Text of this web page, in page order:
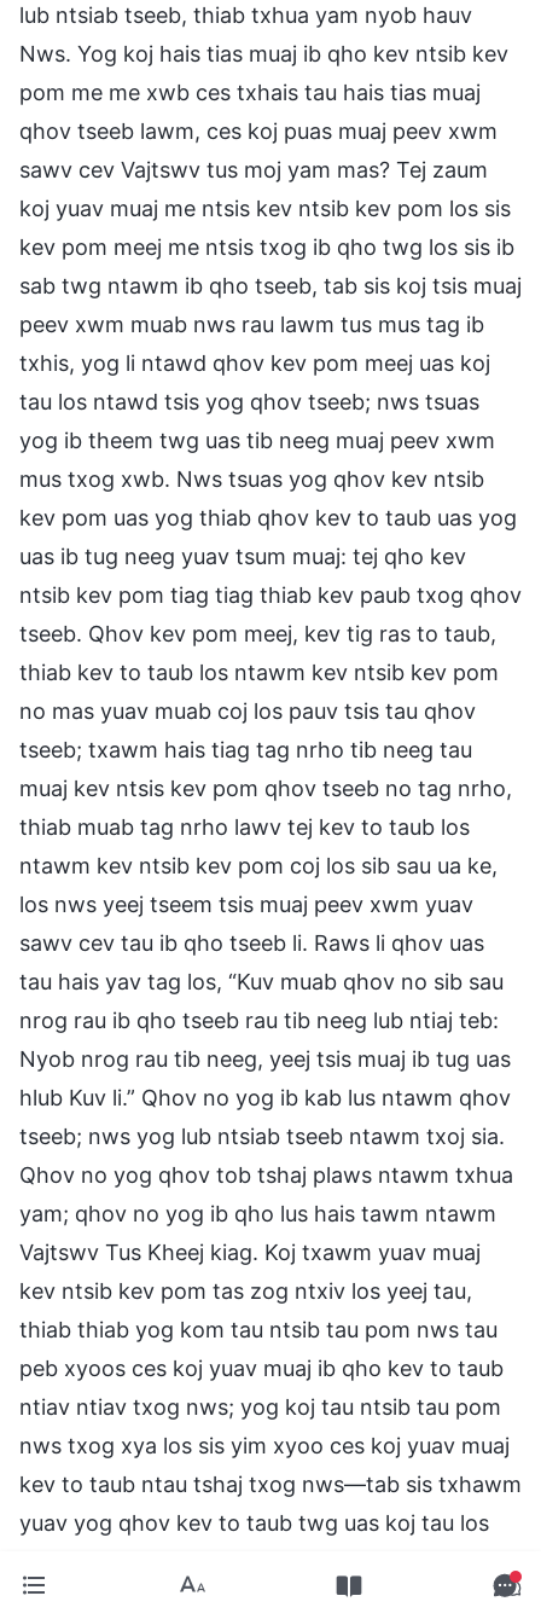
lub ntsiab tseeb, thiab txhua yam nyob hauv
Nws. Yog koj hais tias muaj ib qho kev ntsib kev
pom me me xwb ces txhais tau hais tias muaj
qhov tseeb lawm, ces koj puas muaj peev xwm
sawv cev Vajtswv tus moj yam mas? Tej zaum
koj yuav muaj me ntsis kev ntsib kev pom los sis
kev pom meej me ntsis txog ib qho twg los sis ib
sab twg ntawm ib qho tseeb, tab sis koj tsis muaj
peev xwm muab nws rau lawm tus mus tag ib
txhis, yog li ntawd qhov kev pom meej uas koj
tau los ntawd tsis yog qhov tseeb; nws tsuas
yog ib theem twg uas tib neeg muaj peev xwm
mus txog xwb. Nws tsuas yog qhov kev ntsib
kev pom uas yog thiab qhov kev to taub uas yog
uas ib tug neeg yuav tsum muaj: tej qho kev
ntsib kev pom tiag tiag thiab kev paub txog qhov
tseeb. Qhov kev pom meej, kev tig ras to taub,
thiab kev to taub los ntawm kev ntsib kev pom
no mas yuav muab coj los pauv tsis tau qhov
tseeb; txawm hais tiag tag nrho tib neeg tau
muaj kev ntsis kev pom qhov tseeb no tag nrho,
thiab muab tag nrho lawv tej kev to taub los
ntawm kev ntsib kev pom coj los sib sau ua ke,
los nws yeej tseem tsis muaj peev xwm yuav
sawv cev tau ib qho tseeb li. Raws li qhov uas
tau hais yav tag los, “Kuv muab qhov no sib sau
nrog rau ib qho tseeb rau tib neeg lub ntiaj teb:
Nyob nrog rau tib neeg, yeej tsis muaj ib tug uas
hlub Kuv li.” Qhov no yog ib kab lus ntawm qhov
tseeb; nws yog lub ntsiab tseeb ntawm txoj sia.
Qhov no yog qhov tob tshaj plaws ntawm txhua
yam; qhov no yog ib qho lus hais tawm ntawm
Vajtswv Tus Kheej kiag. Koj txawm yuav muaj
kev ntsib kev pom tas zog ntxiv los yeej tau,
thiab thiab yog kom tau ntsib tau pom nws tau
peb xyoos ces koj yuav muaj ib qho kev to taub
ntiav ntiav txog nws; yog koj tau ntsib tau pom
nws txog xya los sis yim xyoo ces koj yuav muaj
kev to taub ntau tshaj txog nws—tab sis txhawm
yuav yog qhov kev to taub twg uas koj tau los
tseeg li. Lwm tus neeg, tom qab uas tau ntsib tau